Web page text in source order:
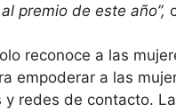
premio de este año”,
reconoce a las
empoderar a las
y redes de contacto.